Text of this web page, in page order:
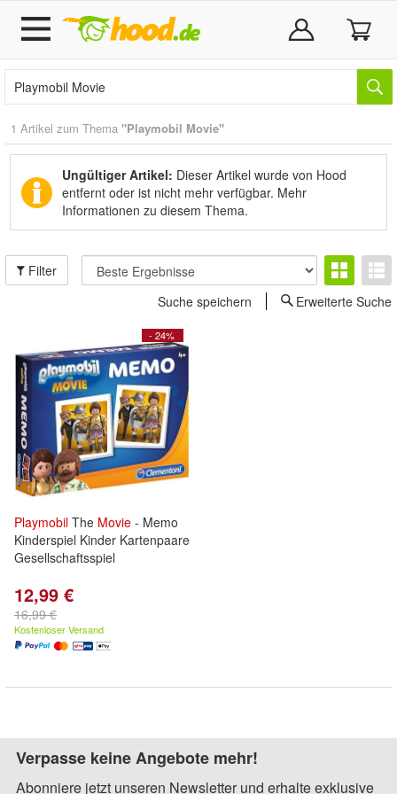
1 Artikel zum Thema "Playmobil Movie"
Ungültiger Artikel: Dieser Artikel wurde von Hood
entfernt oder ist nicht mehr verfügbar. Mehr
Informationen zu diesem Thema.
Filter
Suche speichern
Erweiterte Suche
- 24%
Playmobil The Movie - Memo
Kinderspiel Kinder Kartenpaare
Gesellschaftsspiel
12,99 €
16,99 €
Kostenloser Versand
Verpasse keine Angebote mehr!
Abonniere jetzt unseren Newsletter und erhalte exklusive